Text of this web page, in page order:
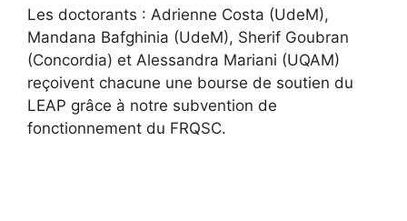
Les doctorants : Adrienne Costa (UdeM),
Mandana Bafghinia (UdeM), Sherif Goubran
(Concordia) et Alessandra Mariani (UQAM)
reçoivent chacune une bourse de soutien du
LEAP grâce à notre subvention de
fonctionnement du FRQSC.